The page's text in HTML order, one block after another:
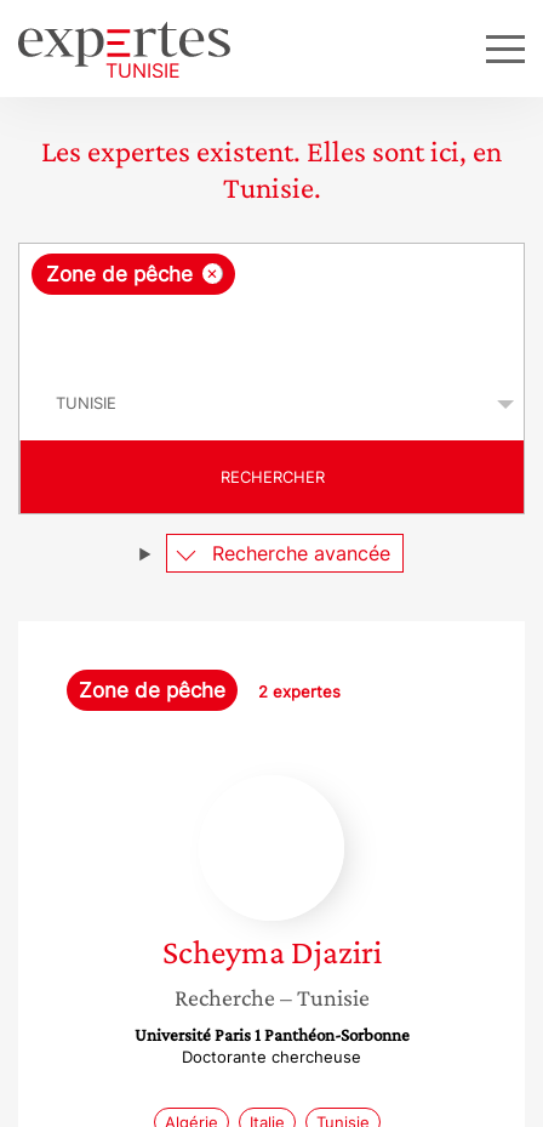
Les expertes existent. Elles sont ici, en
Tunisie.
R
ê
e
×
Zone de pêche
RECHERCHER
Recherche avancée
Zone de pêche 2 expertes
Scheyma Djaziri
Recherche – Tunisie
Université Paris 1 Panthéon-Sorbonne
Doctorante chercheuse
Algérie Italie Tunisie